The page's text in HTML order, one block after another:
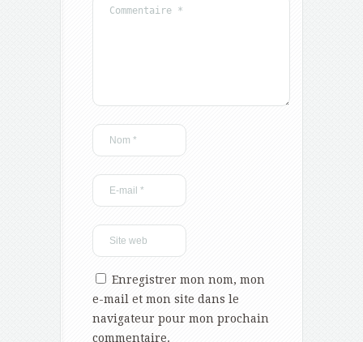
Enregistrer mon nom, mon
e-mail et mon site dans le
navigateur pour mon prochain
commentaire.